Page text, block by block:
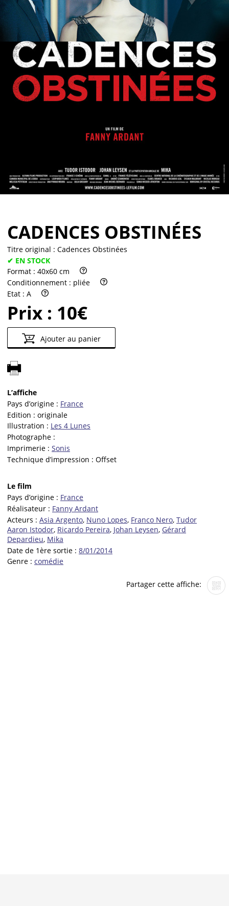
Vendre
CADENCES OBSTINÉES
Titre original : Cadences Obstinées
✔ EN STOCK
Format : 40x60 cm
Conditionnement : pliée
Etat : A
Prix : 10€
Ajouter au panier
L’affiche
Pays d’origine : France
Edition : originale
Illustration : Les 4 Lunes
Photographe :
Imprimerie : Sonis
Technique d’impression : Offset
Le film
Pays d’origine : France
Réalisateur : Fanny Ardant
Acteurs : Asia Argento, Nuno Lopes, Franco Nero, Tudor
Aaron Istodor, Ricardo Pereira, Johan Leysen, Gérard
Depardieu, Mika
Date de 1ère sortie : 8/01/2014
Genre : comédie
Partager cette affiche: